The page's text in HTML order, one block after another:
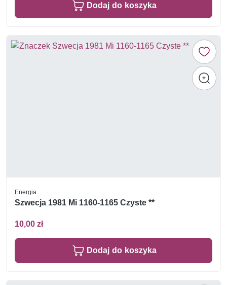
Dodaj do koszyka
Energia
Szwecja 1981 Mi 1160-1165 Czyste **
10,00 zł
Dodaj do koszyka